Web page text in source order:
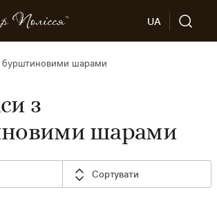
UA
бурштиновими шарами
з
шарами
Сортувати